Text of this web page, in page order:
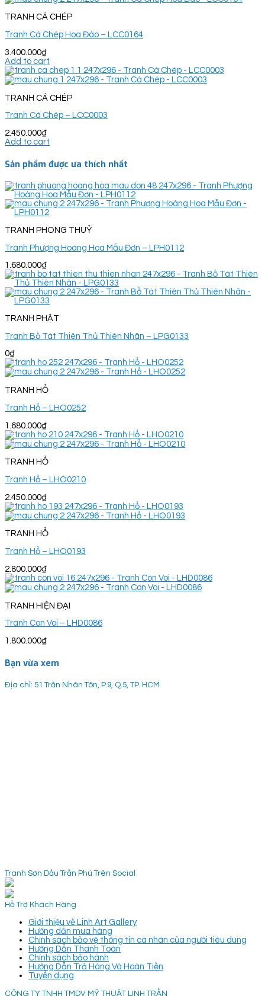
TRANH CÁ CHÉP
Tranh Cá Chép Hoa Đào – LCC0164
3.400.000₫
Add to cart
TRANH CÁ CHÉP
Tranh Cá Chép – LCC0003
2.450.000₫
Add to cart
Sản phẩm được ưa thích nhất
TRANH PHONG THUỶ
Tranh Phượng Hoàng Hoa Mẫu Đơn – LPH0112
1.680.000₫
TRANH PHẬT
Tranh Bồ Tát Thiên Thủ Thiên Nhãn – LPG0133
0₫
TRANH HỔ
Tranh Hổ – LHO0252
1.680.000₫
TRANH HỔ
Tranh Hổ – LHO0210
2.450.000₫
TRANH HỔ
Tranh Hổ – LHO0193
2.800.000₫
TRANH HIỆN ĐẠI
Tranh Con Voi – LHD0086
1.800.000₫
Bạn vừa xem
Địa chỉ: 51 Trần Nhân Tôn, P.9, Q.5, TP. HCM
Tranh Sơn Dầu Trần Phú Trên Social
Hỗ Trợ Khách Hàng
Giới thiệu về Linh Art Gallery
Hướng dẫn mua hàng
Chính sách bảo vệ thông tin cá nhân của người tiêu dùng
Hướng Dẫn Thanh Toán
Chính sách bảo hành
Hướng Dẫn Trả Hàng Và Hoàn Tiền
Tuyển dụng
CÔNG TY TNHH TMDV MỸ THUẬT LINH TRẦN